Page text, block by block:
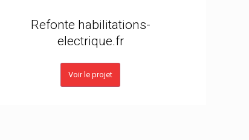
Refonte habilitations-
electrique.fr
Voir le projet